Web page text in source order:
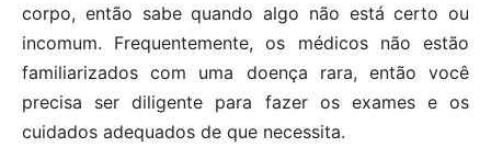
corpo, então sabe quando algo não está certo ou
incomum. Frequentemente, os médicos não estão
familiarizados com uma doença rara, então você
precisa ser diligente para fazer os exames e os
cuidados adequados de que necessita.